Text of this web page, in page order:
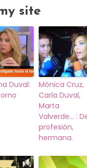
site
Duval:
Mónica Cruz,
Carla Duval,
Marta
Valverde… :
profesión,
hermana.